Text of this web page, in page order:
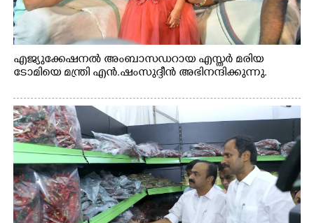
എജ്യുക്കേഷനൽ അംബാസഡറായ എസ്തർ മരിയ
ടോമിയെ മന്ത്രി എൻ.ഷംസുദ്ദീൻ അഭിനന്ദിക്കുന്നു.